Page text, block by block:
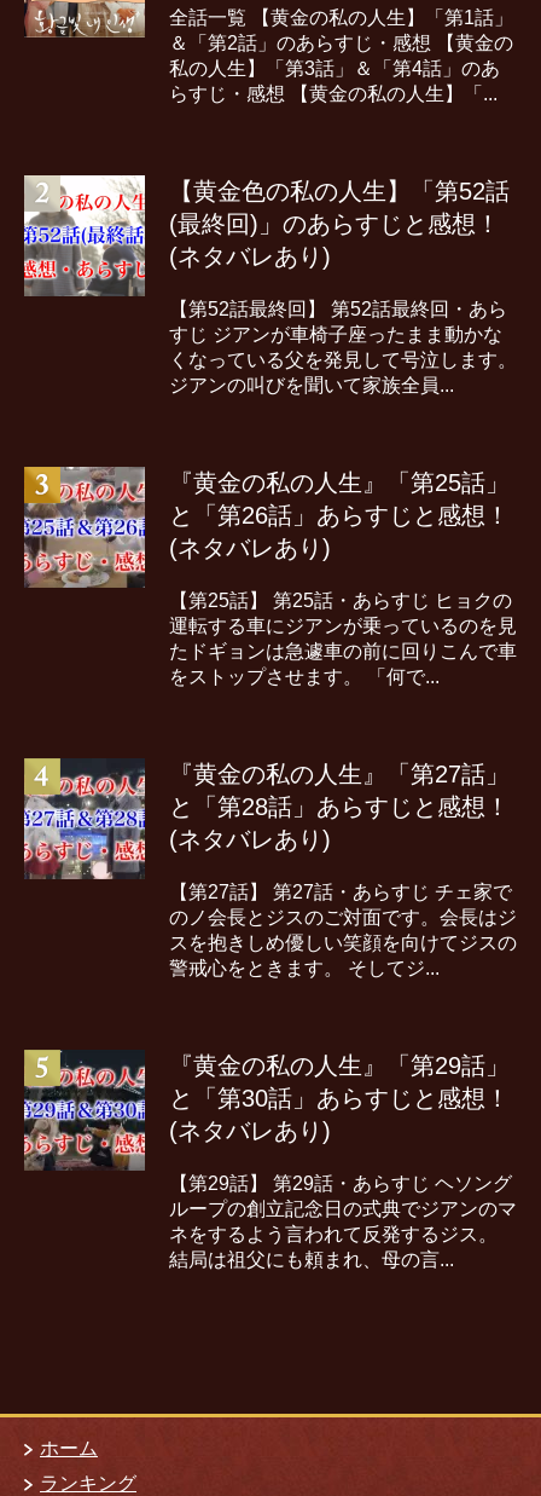
全話一覧 【黄金の私の人生】「第1話」
＆「第2話」のあらすじ・感想 【黄金の
私の人生】「第3話」＆「第4話」のあ
らすじ・感想 【黄金の私の人生】「...
【黄金色の私の人生】「第52話
(最終回)」のあらすじと感想！
(ネタバレあり)
【第52話最終回】 第52話最終回・あら
すじ ジアンが車椅子座ったまま動かな
くなっている父を発見して号泣します。
ジアンの叫びを聞いて家族全員...
『黄金の私の人生』「第25話」
と「第26話」あらすじと感想！
(ネタバレあり)
【第25話】 第25話・あらすじ ヒョクの
運転する車にジアンが乗っているのを見
たドギョンは急遽車の前に回りこんで車
をストップさせます。 「何で...
『黄金の私の人生』「第27話」
と「第28話」あらすじと感想！
(ネタバレあり)
【第27話】 第27話・あらすじ チェ家で
のノ会長とジスのご対面です。会長はジ
スを抱きしめ優しい笑顔を向けてジスの
警戒心をときます。 そしてジ...
『黄金の私の人生』「第29話」
と「第30話」あらすじと感想！
(ネタバレあり)
【第29話】 第29話・あらすじ ヘソング
ループの創立記念日の式典でジアンのマ
ネをするよう言われて反発するジス。
結局は祖父にも頼まれ、母の言...
ホーム
ランキング